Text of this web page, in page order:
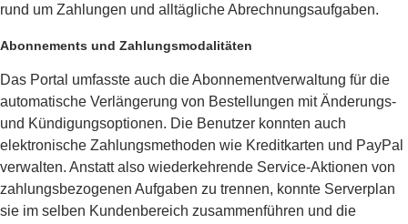
rund um Zahlungen und alltägliche Abrechnungsaufgaben.
Abonnements und Zahlungsmodalitäten
Das Portal umfasste auch die Abonnementverwaltung für die
automatische Verlängerung von Bestellungen mit Änderungs-
und Kündigungsoptionen. Die Benutzer konnten auch
elektronische Zahlungsmethoden wie Kreditkarten und PayPal
verwalten. Anstatt also wiederkehrende Service-Aktionen von
zahlungsbezogenen Aufgaben zu trennen, konnte Serverplan
sie im selben Kundenbereich zusammenführen und die